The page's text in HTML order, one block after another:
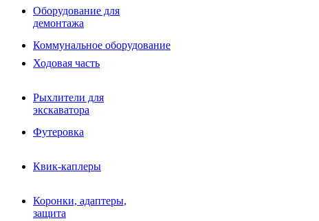
РВД
Сваерезки
Как выбрать гидромолот
Оборудование для
демонтажа
Коммунальное оборудование
Ходовая часть
Рыхлители для
экскаватора
Футеровка
Квик-каплеры
Коронки, адаптеры,
защита